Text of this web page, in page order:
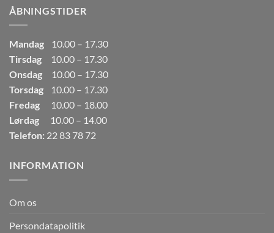
ÅBNINGSTIDER
Mandag
10.00 – 17.30
Tirsdag
10.00 – 17.30
Onsdag
10.00 – 17.30
Torsdag
10.00 – 17.30
Fredag
10.00 – 18.00
Lørdag
10.00 – 14.00
Telefon: 22 83 78 72
INFORMATION
Om os
Persondatapolitik